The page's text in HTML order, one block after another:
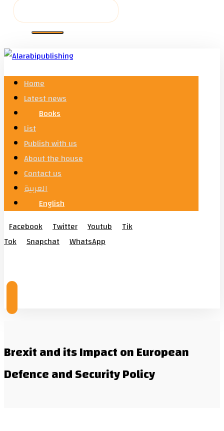
Home
Latest news
Books
List
Publish with us
About the house
Contact us
العربية
English
Facebook
Twitter Youtub
Tik
Tok
Snapchat
WhatsApp
Brexit and its Impact on European
Defence and Security Policy